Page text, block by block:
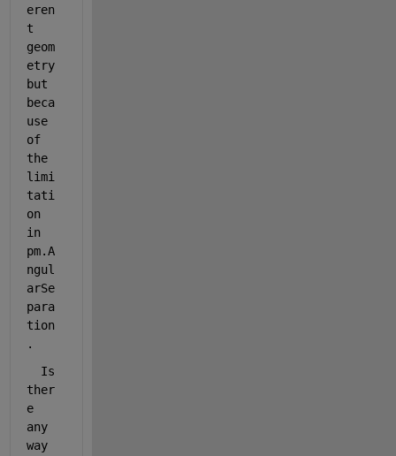
eren
t
geom
etry
but
beca
use
of
the
limi
tati
on
in
pm.A
ngul
arSe
para
tion
.
  Is
ther
e
any
way